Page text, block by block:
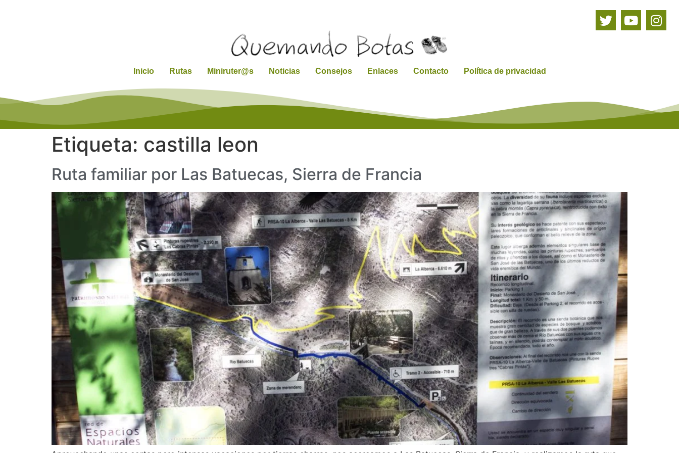
Inicio Rutas Miniruter@s Noticias Consejos Enlaces Contacto Política de privacidad
Etiqueta: castilla leon
Ruta familiar por Las Batuecas, Sierra de Francia